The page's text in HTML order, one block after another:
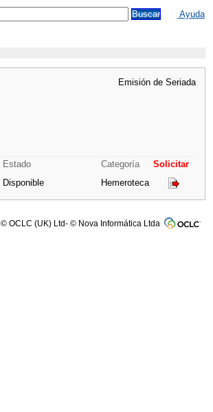
Ayuda
Emisión de Seriada
Estado Categoría
Solicitar
Disponible Hemeroteca
© OCLC (UK) Ltd- © Nova Informática Ltda